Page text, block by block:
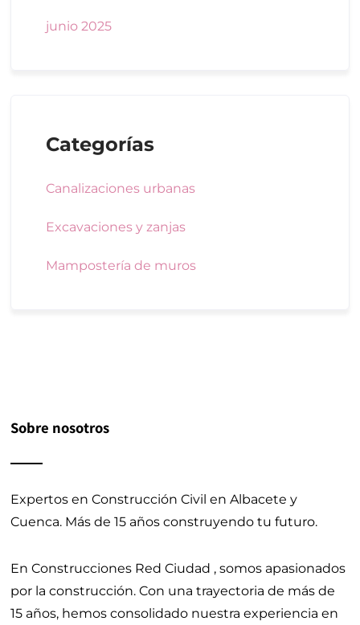
junio 2025
Categorías
Canalizaciones urbanas
Excavaciones y zanjas
Mampostería de muros
Sobre nosotros
Expertos en Construcción Civil en Albacete y
Cuenca. Más de 15 años construyendo tu futuro.
En Construcciones Red Ciudad , somos apasionados
por la construcción. Con una trayectoria de más de
15 años, hemos consolidado nuestra experiencia en